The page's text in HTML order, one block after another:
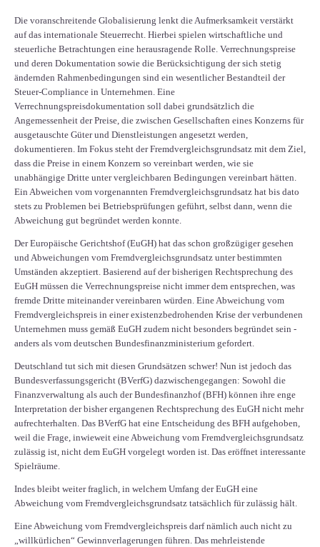
Die voranschreitende Globalisierung lenkt die Aufmerksamkeit verstärkt
auf das internationale Steuerrecht. Hierbei spielen wirtschaftliche und
steuerliche Betrachtungen eine herausragende Rolle. Verrechnungspreise
und deren Dokumentation sowie die Berücksichtigung der sich stetig
ändernden Rahmenbedingungen sind ein wesentlicher Bestandteil der
Steuer-Compliance in Unternehmen. Eine
Verrechnungspreisdokumentation soll dabei grundsätzlich die
Angemessenheit der Preise, die zwischen Gesellschaften eines Konzerns für
ausgetauschte Güter und Dienstleistungen angesetzt werden,
dokumentieren. Im Fokus steht der Fremdvergleichsgrundsatz mit dem Ziel,
dass die Preise in einem Konzern so vereinbart werden, wie sie
unabhängige Dritte unter vergleichbaren Bedingungen vereinbart hätten.
Ein Abweichen vom vorgenannten Fremdvergleichsgrundsatz hat bis dato
stets zu Problemen bei Betriebsprüfungen geführt, selbst dann, wenn die
Abweichung gut begründet werden konnte.
Der Europäische Gerichtshof (EuGH) hat das schon großzügiger gesehen
und Abweichungen vom Fremdvergleichsgrundsatz unter bestimmten
Umständen akzeptiert. Basierend auf der bisherigen Rechtsprechung des
EuGH müssen die Verrechnungspreise nicht immer dem entsprechen, was
fremde Dritte miteinander vereinbaren würden. Eine Abweichung vom
Fremdvergleichspreis in einer existenzbedrohenden Krise der verbundenen
Unternehmen muss gemäß EuGH zudem nicht besonders begründet sein -
anders als vom deutschen Bundesfinanzministerium gefordert.
Deutschland tut sich mit diesen Grundsätzen schwer! Nun ist jedoch das
Bundesverfassungsgericht (BVerfG) dazwischengegangen: Sowohl die
Finanzverwaltung als auch der Bundesfinanzhof (BFH) können ihre enge
Interpretation der bisher ergangenen Rechtsprechung des EuGH nicht mehr
aufrechterhalten. Das BVerfG hat eine Entscheidung des BFH aufgehoben,
weil die Frage, inwieweit eine Abweichung vom Fremdvergleichsgrundsatz
zulässig ist, nicht dem EuGH vorgelegt worden ist. Das eröffnet interessante
Spielräume.
Indes bleibt weiter fraglich, in welchem Umfang der EuGH eine
Abweichung vom Fremdvergleichsgrundsatz tatsächlich für zulässig hält.
Eine Abweichung vom Fremdvergleichspreis darf nämlich auch nicht zu
„willkürlichen“ Gewinnverlagerungen führen. Das mehrleistende